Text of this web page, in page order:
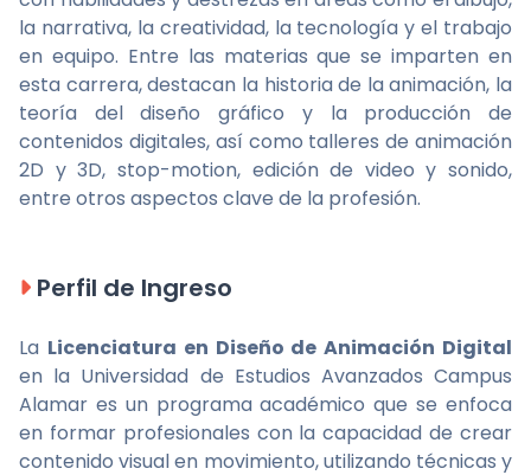
la narrativa, la creatividad, la tecnología y el trabajo
en equipo. Entre las materias que se imparten en
esta carrera, destacan la historia de la animación, la
teoría del diseño gráfico y la producción de
contenidos digitales, así como talleres de animación
2D y 3D, stop-motion, edición de video y sonido,
entre otros aspectos clave de la profesión.
Perfil de Ingreso
La Licenciatura en Diseño de Animación Digital
en la Universidad de Estudios Avanzados Campus
Alamar es un programa académico que se enfoca
en formar profesionales con la capacidad de crear
contenido visual en movimiento, utilizando técnicas y